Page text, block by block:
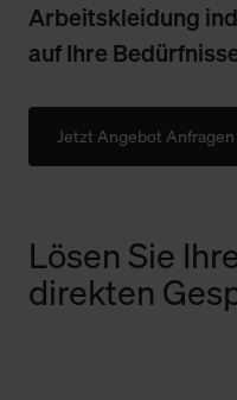
Arbeitskleidung
auf Ihre
Jetzt Angebot Anfragen
Lösen Sie
direkten